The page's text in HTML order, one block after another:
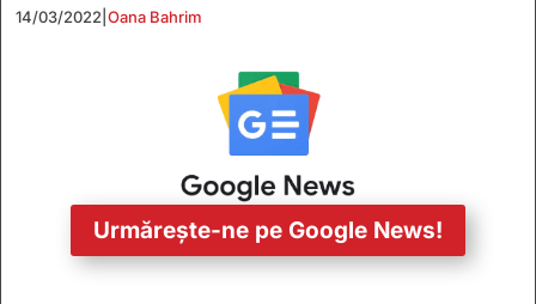
14/03/2022 Oana Bahrim
Urmărește-ne pe Google News!